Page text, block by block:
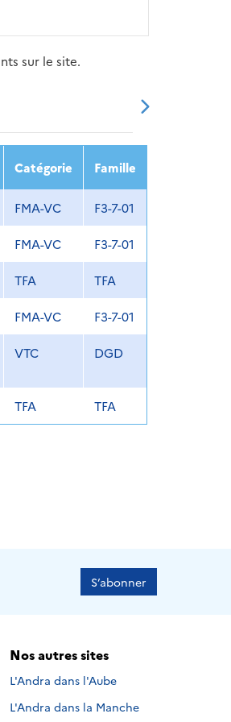
sur le site.
2023
Catégorie Famille
FMA-VC F3-7-01
FMA-VC F3-7-01
TFA TFA
FMA-VC F3-7-01
VTC DGD
TFA TFA
S’abonner
Nos autres sites
L'Andra dans l'Aube
L'Andra dans la Manche